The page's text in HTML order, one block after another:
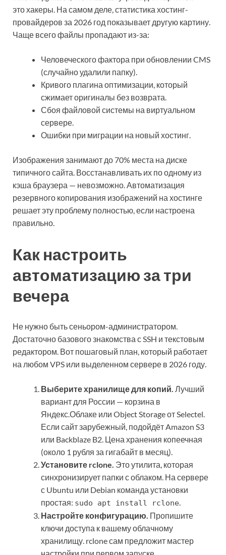
это хакеры. На самом деле, статистика хостинг-
провайдеров за 2026 год показывает другую картину.
Чаще всего файлы пропадают из-за:
Человеческого фактора при обновлении CMS
(случайно удалили папку).
Кривого плагина оптимизации, который
сжимает оригиналы без возврата.
Сбоя файловой системы на виртуальном
сервере.
Ошибки при миграции на новый хостинг.
Изображения занимают до 70% места на диске
типичного сайта. Восстанавливать их по одному из
кэша браузера — невозможно. Автоматизация
резервного копирования изображений на хостинге
решает эту проблему полностью, если настроена
правильно.
Как настроить
автоматизацию за три
вечера
Не нужно быть сеньором-администратором.
Достаточно базового знакомства с SSH и текстовым
редактором. Вот пошаговый план, который работает
на любом VPS или выделенном сервере в 2026 году.
Выберите хранилище для копий. Лучший
вариант для России — корзина в
Яндекс.Облаке или Object Storage от Selectel.
Если сайт зарубежный, подойдёт Amazon S3
или Backblaze B2. Цена хранения копеечная
(около 1 рубля за гигабайт в месяц).
Установите rclone. Это утилита, которая
синхронизирует папки с облаком. На сервере
с Ubuntu или Debian команда установки
простая: sudo apt install rclone.
Настройте конфигурацию. Пропишите
ключи доступа к вашему облачному
хранилищу. rclone сам предложит мастер